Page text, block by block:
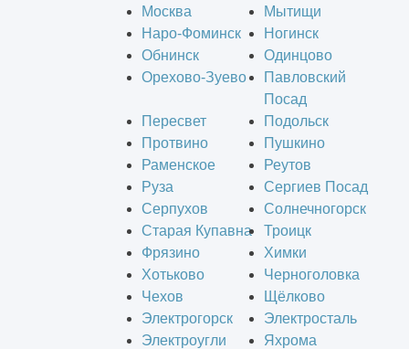
Москва
Мытищи
Наро-Фоминск
Ногинск
Обнинск
Одинцово
Орехово-Зуево
Павловский
Посад
Пересвет
Подольск
Протвино
Пушкино
Раменское
Реутов
Руза
Сергиев Посад
Серпухов
Солнечногорск
Старая Купавна
Троицк
Фрязино
Химки
Хотьково
Черноголовка
Чехов
Щёлково
Электрогорск
Электросталь
Электроугли
Яхрома